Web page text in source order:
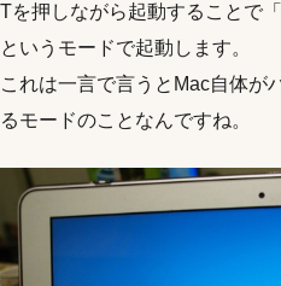
Tを押しながら起動することで
というモードで起動します。
これは一言で言うとMac自体が
るモードのことなんですね。